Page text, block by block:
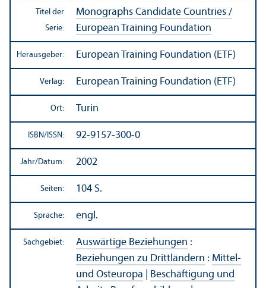
Titel der
Serie:
Monographs Candidate Countries /
European Training Foundation
Herausgeber: European Training Foundation (ETF)
Verlag: European Training Foundation (ETF)
Ort: Turin
ISBN/ISSN: 92-9157-300-0
Jahr/Datum: 2002
Seiten: 104 S.
Sprache: engl.
Sachgebiet: Auswärtige Beziehungen :
Beziehungen zu Drittländern : Mittel-
und Osteuropa
Beschäftigung und